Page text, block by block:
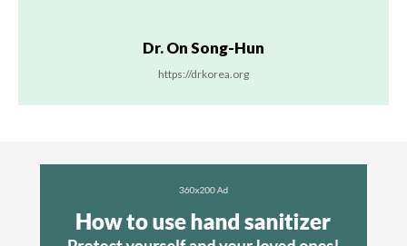
Dr. On Song-Hun
https://drkorea.org